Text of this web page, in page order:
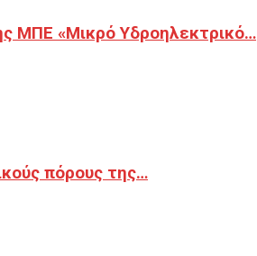
ΜΠΕ «Μικρό Υδροηλεκτρικό…
πόρους της…